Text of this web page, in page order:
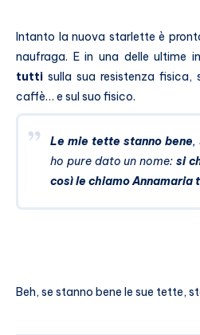
Intanto la nuova starlette è
naufraga. E in una delle ultime
tutti sulla sua resistenza
caffè… e sul suo fisico.
Le mie tette stanno bene,
ho pure dato un nome: si
così le chiamo Annamaria
Beh, se stanno bene le sue tette,